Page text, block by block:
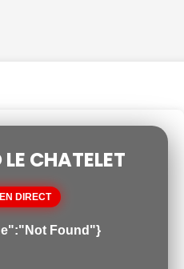
CHATELET
DIRECT
Found"}